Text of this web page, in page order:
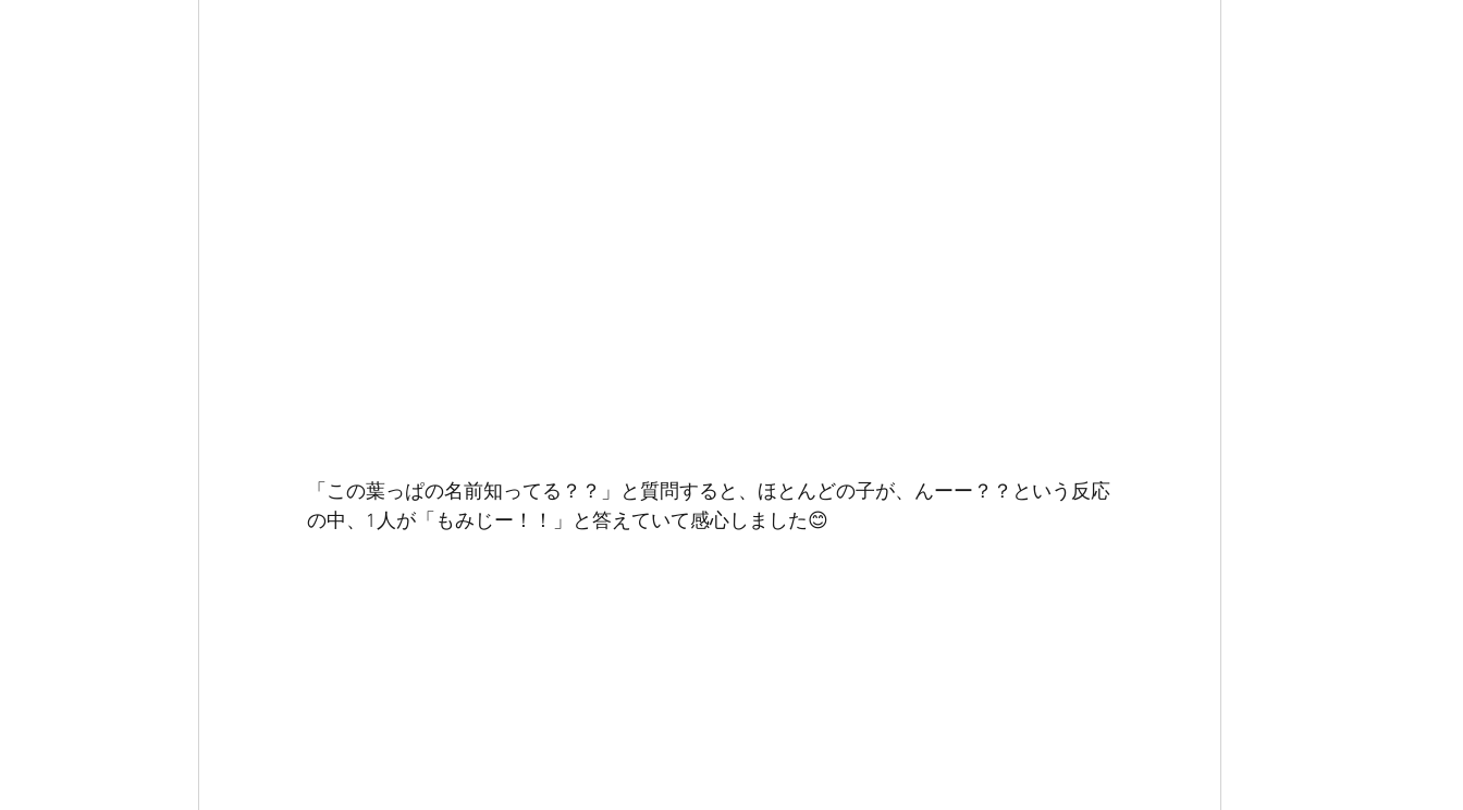
「この葉っぱの名前知ってる？？」と質問すると、ほとんどの子が、んーー？？という反応
の中、1人が「もみじー！！」と答えていて感心しました😊